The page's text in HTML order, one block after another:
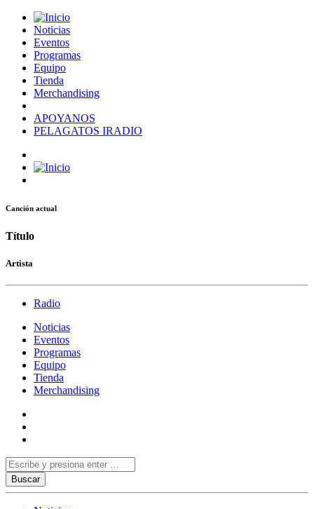
Noticias
Eventos
Programas
Equipo
Tienda
Merchandising
APOYANOS
PELAGATOS IRADIO
Canción actual
Título
Artista
Radio
Noticias
Eventos
Programas
Equipo
Tienda
Merchandising